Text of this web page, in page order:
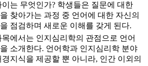
이는 무엇인가? 학생들은 질문에 대한
찾아가는 과정 중 언어에 대한 자신의
점검하며 새로운 이해를 갖게 된다.
목에서는 인지심리학의 관점으로 언어
소개한다. 언어학과 인지심리학 분야
경지식을 제공할 뿐 아니라, 인간 이외의